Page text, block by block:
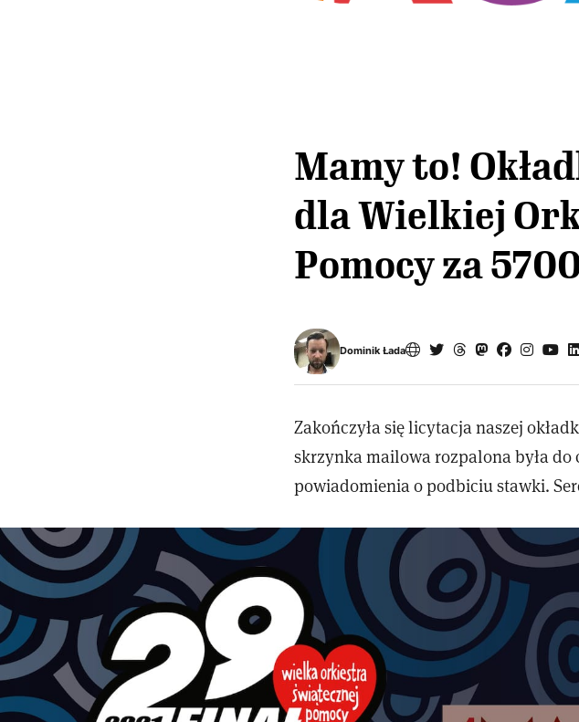
Mamy to!
dla Wielkiej
Pomocy za
Dominik Łada
Zakończyła się licytacja naszej
skrzynka mailowa rozpalona była do
powiadomienia o podbiciu stawki.